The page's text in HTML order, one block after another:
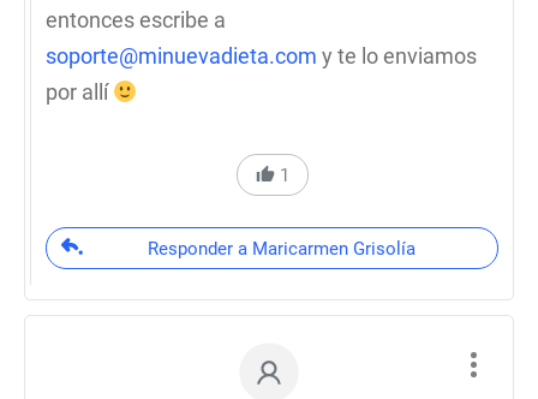
entonces escribe a
soporte@minuevadieta.com y te lo enviamos
por allí
1
Responder a Maricarmen Grisolía